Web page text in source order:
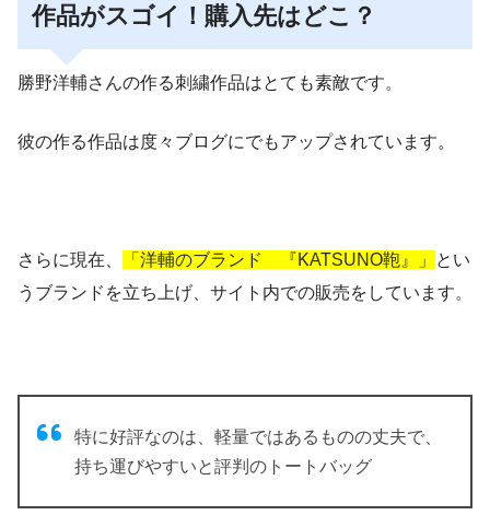
作品がスゴイ！購入先はどこ？
勝野洋輔さんの作る刺繍作品はとても素敵です。
彼の作る作品は度々ブログにでもアップされています。
さらに現在、 「洋輔のブランド 『KATSUNO鞄』」
とい
うブランドを立ち上げ、サイト内での販売をしています。
特に好評なのは、軽量ではあるものの丈夫で、
持ち運びやすいと評判のトートバッグ